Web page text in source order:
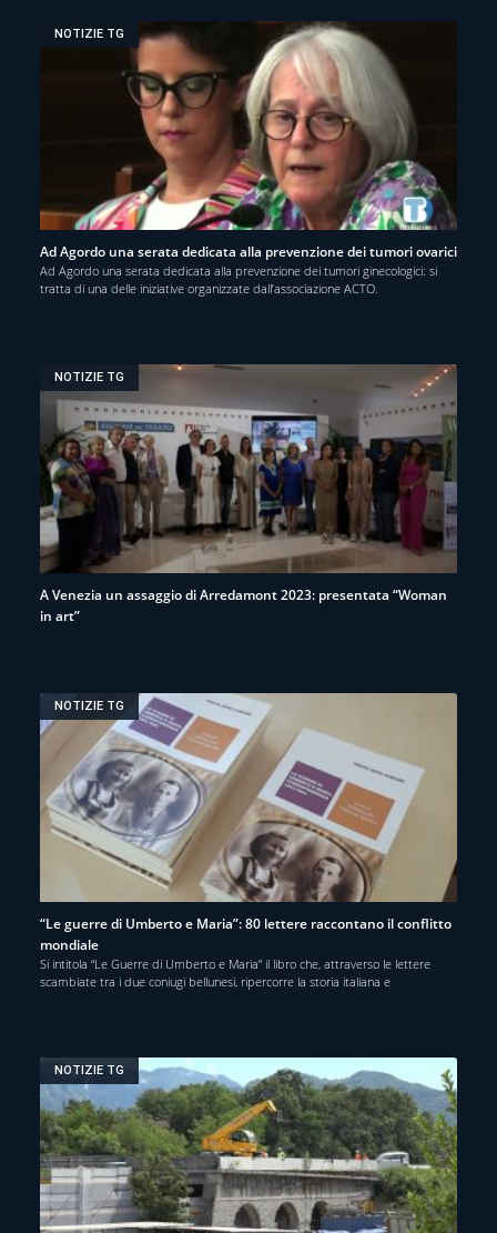
NOTIZIE TG
Ad Agordo una serata dedicata alla prevenzione dei tumori ovarici
Ad Agordo una serata dedicata alla prevenzione dei tumori ginecologici: si
tratta di una delle iniziative organizzate dall’associazione ACTO.
NOTIZIE TG
A Venezia un assaggio di Arredamont 2023: presentata “Woman
in art”
NOTIZIE TG
“Le guerre di Umberto e Maria”: 80 lettere raccontano il conflitto
mondiale
Si intitola “Le Guerre di Umberto e Maria” il libro che, attraverso le lettere
scambiate tra i due coniugi bellunesi, ripercorre la storia italiana e
NOTIZIE TG